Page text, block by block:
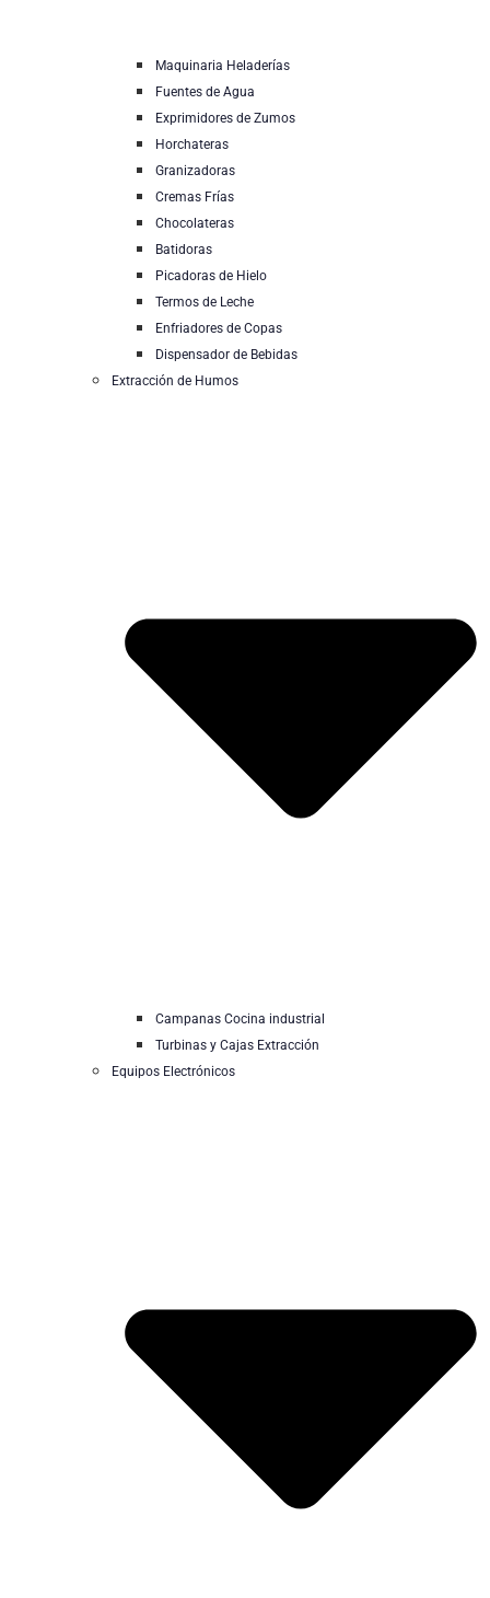
Maquinaria Heladerías
Fuentes de Agua
Exprimidores de Zumos
Horchateras
Granizadoras
Cremas Frías
Chocolateras
Batidoras
Picadoras de Hielo
Termos de Leche
Enfriadores de Copas
Dispensador de Bebidas
Extracción de Humos
Campanas Cocina industrial
Turbinas y Cajas Extracción
Equipos Electrónicos